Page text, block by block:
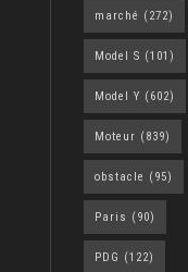
marché (272)
Model S (101)
Model Y (602)
Moteur (839)
obstacle (95)
Paris (90)
PDG (122)